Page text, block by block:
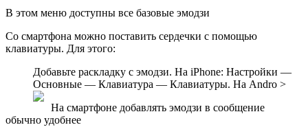
В этом меню доступны все базовые эмодзи
Со смартфона можно поставить сердечки с помощью
клавиатуры. Для этого:
Добавьте раскладку с эмодзи. На iPhone: Настройки —
Основные — Клавиатура — Клавиатуры. На Andro >
На смартфоне добавлять эмодзи в сообщение
обычно удобнее